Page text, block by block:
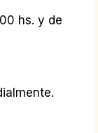
hs. y de